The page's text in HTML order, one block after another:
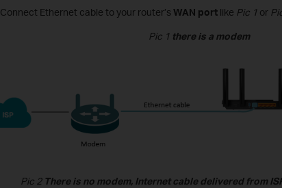
Connect Ethernet cable toyour router’sWAN portlike Pic 1 or
Pic 1 there is a modem
Pic 2 There is no modem, Internet cable delivered from